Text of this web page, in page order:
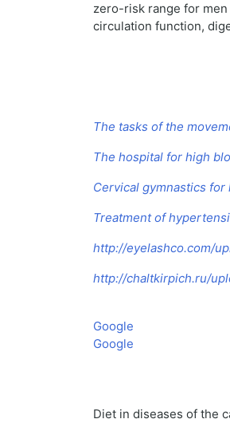
zero-risk range for
circulation function,
The tasks of the
The hospital for high
Cervical gymnastics
Treatment of
http://eyelashco.com/
http://chaltkirpich.ru/
Google
Google
Diet in diseases of the